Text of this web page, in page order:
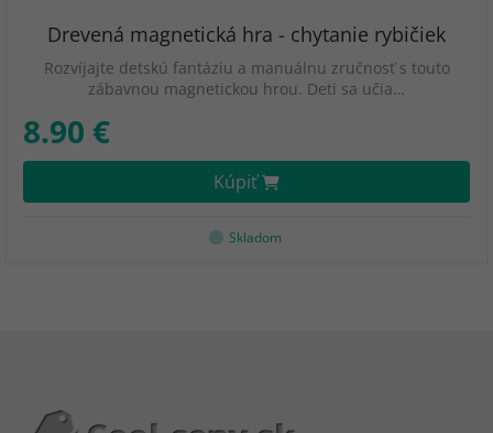
Drevená magnetická hra - chytanie rybičiek
Rozvíjajte detskú fantáziu a manuálnu zručnosť s touto
zábavnou magnetickou hrou. Deti sa učia…
8.90 €
Kúpiť
Skladom